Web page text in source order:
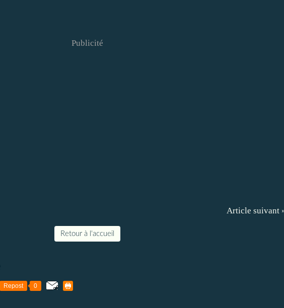
Publicité
Article suivant
Retour à l'accueil
Repost 0